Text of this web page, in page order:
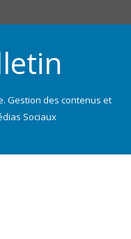
Gestion des contenus et
Sociaux